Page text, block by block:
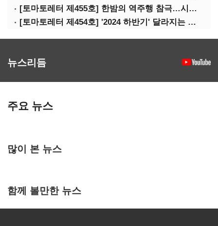
[토마토레터 제455호] 한밤의 역주행 참극…시청역 참사의 핵심 쟁점은?
[토마토레터 제454호] '2024 하반기' 달라지는 정책들 정리(하)
뉴스리듬
주요 뉴스
많이 본 뉴스
함께 볼만한 뉴스